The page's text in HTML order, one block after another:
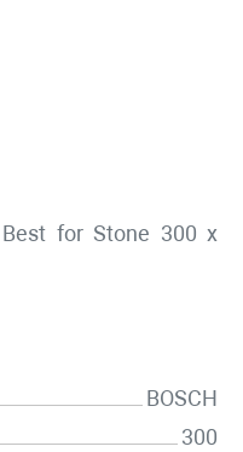
for Stone 300 x
BOSCH
300